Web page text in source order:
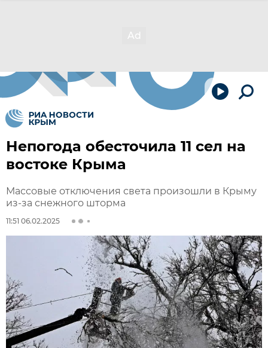
Непогода обесточила 11 сел на
востоке Крыма
Массовые отключения света произошли в Крыму
из-за снежного шторма
11:51 06.02.2025